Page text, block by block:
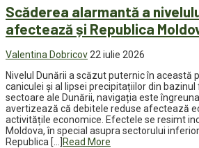
Scăderea alarmantă a
afectează și Republica
Valentina Dobricov 22 iulie 2026
Nivelul Dunării a scăzut puternic în această
caniculei și al lipsei precipitațiilor din bazinul
sectoare ale Dunării, navigația este
avertizează că debitele reduse afectează
activitățile economice. Efectele se resimt
Moldova, în special asupra sectorului
Republica […]
Read More